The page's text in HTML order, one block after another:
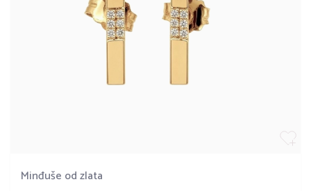
Minđuše od zlata